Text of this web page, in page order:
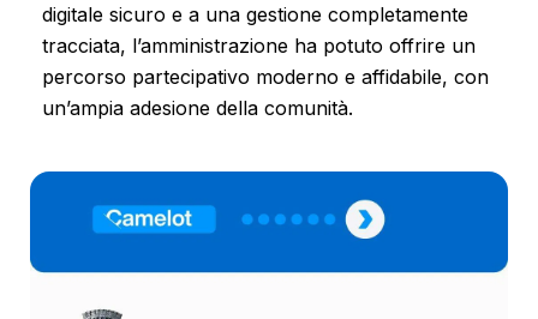
digitale sicuro e a una gestione completamente
tracciata, l’amministrazione ha potuto offrire un
percorso partecipativo moderno e affidabile, con
un’ampia adesione della comunità.